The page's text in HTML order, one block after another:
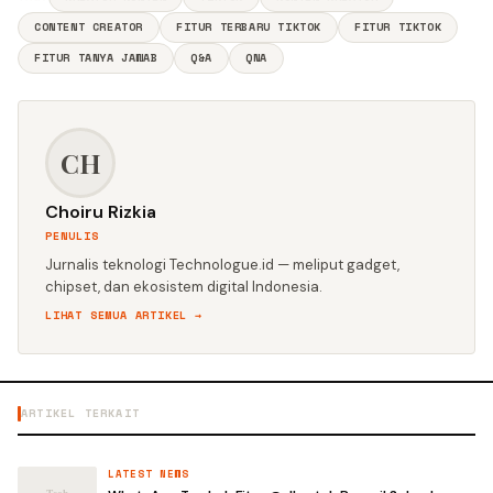
CONTENT CREATOR
FITUR TERBARU TIKTOK
FITUR TIKTOK
FITUR TANYA JAWAB
Q&A QNA
CH
Choiru Rizkia
PENULIS
Jurnalis teknologi Technologue.id — meliput gadget,
chipset, dan ekosistem digital Indonesia.
LIHAT SEMUA ARTIKEL →
ARTIKEL TERKAIT
LATEST NEWS